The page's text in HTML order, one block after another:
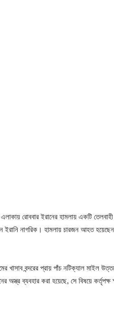
রোববার ইরানের হামলায় একটি
নাগরিক। হামলায় চারজন আহত হয়েছেন
খাসাব বন্দরের প্রায় পাঁচ নটিক্যাল
অস্ত্র ব্যবহার করা হয়েছে, সে বিষয়ে কর্তৃপক্ষ